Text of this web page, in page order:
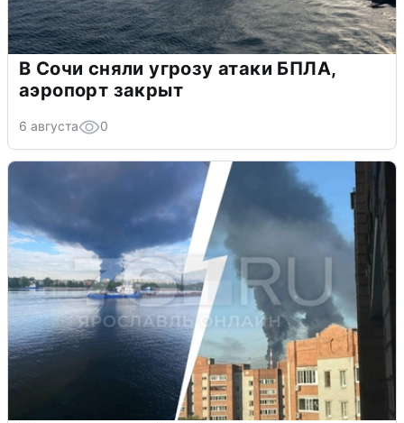
В Сочи сняли угрозу атаки БПЛА,
аэропорт закрыт
6 августа 0